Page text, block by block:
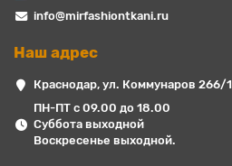
info@mirfashiontkani.ru
Наш адрес
Краснодар, ул. Коммунаров 266/1
ПН-ПТ с 09.00 до 18.00
Суббота выходной
Воскресенье выходной.